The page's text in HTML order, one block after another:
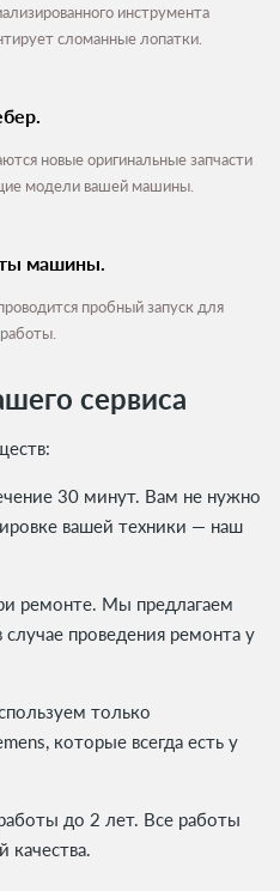
инструмента
сломанные лопатки.
новые оригинальные запчасти
модели вашей машины.
машины.
пробный запуск для
сервиса
30 минут. Вам не нужно
вашей техники — наш
ремонте. Мы предлагаем
проведения ремонта у
только
которые всегда есть у
до 2 лет. Все работы
качества.